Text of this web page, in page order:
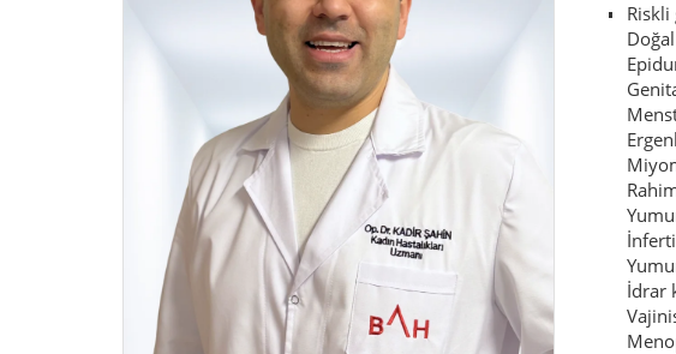
İdrar